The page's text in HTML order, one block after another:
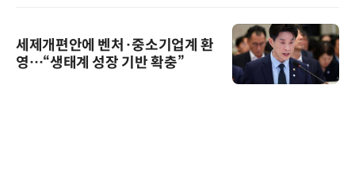
세제개편안에 벤처·중소기업계 환
영…“생태계 성장 기반 확충”